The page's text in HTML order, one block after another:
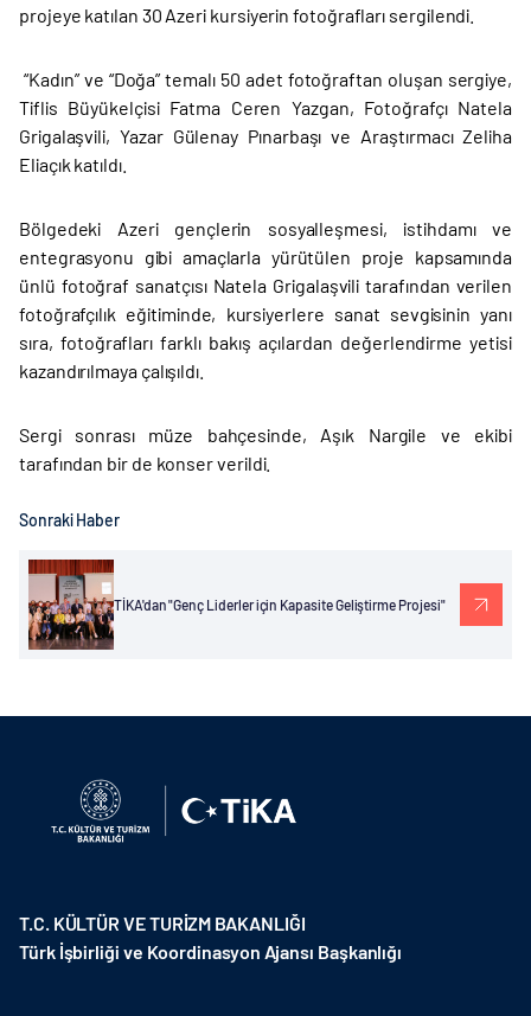
projeye katılan 30 Azeri kursiyerin fotoğrafları sergilendi.
“Kadın” ve “Doğa” temalı 50 adet fotoğraftan oluşan sergiye,
Tiflis Büyükelçisi Fatma Ceren Yazgan, Fotoğrafçı Natela
Grigalaşvili, Yazar Gülenay Pınarbaşı ve Araştırmacı Zeliha
Eliaçık katıldı.
Bölgedeki Azeri gençlerin sosyalleşmesi, istihdamı ve
entegrasyonu gibi amaçlarla yürütülen proje kapsamında
ünlü fotoğraf sanatçısı Natela Grigalaşvili tarafından verilen
fotoğrafçılık eğitiminde, kursiyerlere sanat sevgisinin yanı
sıra, fotoğrafları farklı bakış açılardan değerlendirme yetisi
kazandırılmaya çalışıldı.
Sergi sonrası müze bahçesinde, Aşık Nargile ve ekibi
tarafından bir de konser verildi.
Sonraki Haber
TİKA'dan "Genç Liderler için Kapasite Geliştirme Projesi"
T.C. KÜLTÜR VE TURİZM BAKANLIĞI
Türk İşbirliği ve Koordinasyon Ajansı Başkanlığı